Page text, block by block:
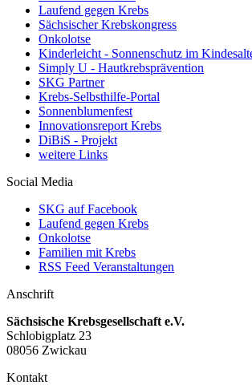
Laufend gegen Krebs
Sächsischer Krebskongress
Onkolotse
Kinderleicht - Sonnenschutz im
Simply U - Hautkrebsprävention
SKG Partner
Krebs-Selbsthilfe-Portal
Sonnenblumenfest
Innovationsreport Krebs
DiBiS - Projekt
weitere Links
Social Media
SKG auf Facebook
Laufend gegen Krebs
Onkolotse
Familien mit Krebs
RSS Feed Veranstaltungen
Anschrift
Sächsische Krebsgesellschaft e.V.
Schlobigplatz 23
08056 Zwickau
Kontakt